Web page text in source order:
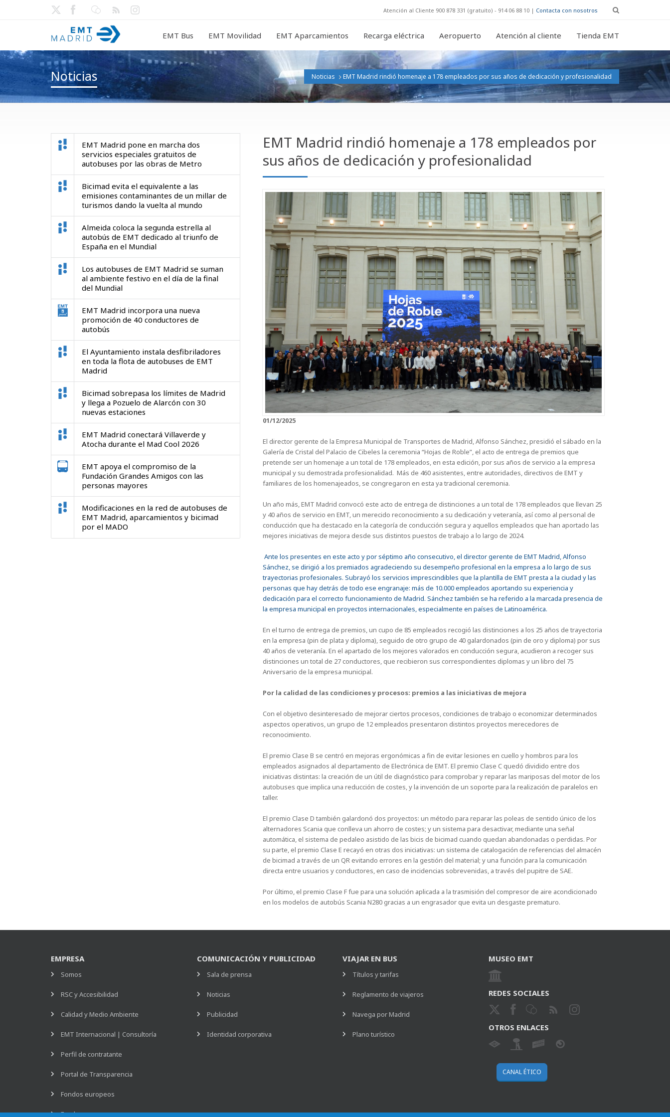
Atención al Cliente 900 878 331 (gratuito) - 914 06 88 10 | Contacta con nosotros
EMT Bus EMT Movilidad EMT Aparcamientos Recarga eléctrica Aeropuerto Atención al cliente Tienda EMT
Noticias Noticias EMT Madrid rindió homenaje a 178 empleados por sus años de dedicación y profesionalidad
EMT Madrid pone en marcha dos
servicios especiales gratuitos de
autobuses por las obras de Metro
Bicimad evita el equivalente a las
emisiones contaminantes de un millar de
turismos dando la vuelta al mundo
Almeida coloca la segunda estrella al
autobús de EMT dedicado al triunfo de
España en el Mundial
Los autobuses de EMT Madrid se suman
al ambiente festivo en el día de la final
del Mundial
EMT Madrid incorpora una nueva
promoción de 40 conductores de
autobús
El Ayuntamiento instala desfibriladores
en toda la flota de autobuses de EMT
Madrid
Bicimad sobrepasa los límites de Madrid
y llega a Pozuelo de Alarcón con 30
nuevas estaciones
EMT Madrid conectará Villaverde y
Atocha durante el Mad Cool 2026
EMT apoya el compromiso de la
Fundación Grandes Amigos con las
personas mayores
Modificaciones en la red de autobuses de
EMT Madrid, aparcamientos y bicimad
por el MADO
EMT Madrid rindió homenaje a 178 empleados por
sus años de dedicación y profesionalidad
01/12/2025
El director gerente de la Empresa Municipal de Transportes de Madrid, Alfonso Sánchez, presidió el sábado en la
Galería de Cristal del Palacio de Cibeles la ceremonia “Hojas de Roble”, el acto de entrega de premios que
pretende ser un homenaje a un total de 178 empleados, en esta edición, por sus años de servicio a la empresa
municipal y su demostrada profesionalidad. Más de 460 asistentes, entre autoridades, directivos de EMT y
familiares de los homenajeados, se congregaron en esta ya tradicional ceremonia.
Un año más, EMT Madrid convocó este acto de entrega de distinciones a un total de 178 empleados que llevan 25
y 40 años de servicio en EMT, un merecido reconocimiento a su dedicación y veteranía, así como al personal de
conducción que ha destacado en la categoría de conducción segura y aquellos empleados que han aportado las
mejores iniciativas de mejora desde sus distintos puestos de trabajo a lo largo de 2024.
Ante los presentes en este acto y por séptimo año consecutivo, el director gerente de EMT Madrid, Alfonso
Sánchez, se dirigió a los premiados agradeciendo su desempeño profesional en la empresa a lo largo de sus
trayectorias profesionales. Subrayó los servicios imprescindibles que la plantilla de EMT presta a la ciudad y las
personas que hay detrás de todo ese engranaje: más de 10.000 empleados aportando su experiencia y
dedicación para el correcto funcionamiento de Madrid. Sánchez también se ha referido a la marcada presencia de
la empresa municipal en proyectos internacionales, especialmente en países de Latinoamérica.
En el turno de entrega de premios, un cupo de 85 empleados recogió las distinciones a los 25 años de trayectoria
en la empresa (pin de plata y diploma), seguido de otro grupo de 40 galardonados (pin de oro y diploma) por sus
40 años de veteranía. En el apartado de los mejores valorados en conducción segura, acudieron a recoger sus
distinciones un total de 27 conductores, que recibieron sus correspondientes diplomas y un libro del 75
Aniversario de la empresa municipal.
Por la calidad de las condiciones y procesos: premios a las iniciativas de mejora
Con el objetivo desinteresado de mejorar ciertos procesos, condiciones de trabajo o economizar determinados
aspectos operativos, un grupo de 12 empleados presentaron distintos proyectos merecedores de
reconocimiento.
El premio Clase B se centró en mejoras ergonómicas a fin de evitar lesiones en cuello y hombros para los
empleados asignados al departamento de Electrónica de EMT. El premio Clase C quedó dividido entre dos
iniciativas distintas: la creación de un útil de diagnóstico para comprobar y reparar las mariposas del motor de los
autobuses que implica una reducción de costes, y la invención de un soporte para la realización de paralelos en
taller.
El premio Clase D también galardonó dos proyectos: un método para reparar las poleas de sentido único de los
alternadores Scania que conlleva un ahorro de costes; y un sistema para desactivar, mediante una señal
automática, el sistema de pedaleo asistido de las bicis de bicimad cuando quedan abandonadas o perdidas. Por
su parte, el premio Clase E recayó en otras dos iniciativas: un sistema de catalogación de referencias del almacén
de bicimad a través de un QR evitando errores en la gestión del material; y una función para la comunicación
directa entre usuarios y conductores, en caso de incidencias sobrevenidas, a través del pupitre de SAE.
Por último, el premio Clase F fue para una solución aplicada a la trasmisión del compresor de aire acondicionado
en los modelos de autobús Scania N280 gracias a un engrasador que evita un desgaste prematuro.
EMPRESA
Somos
RSC y Accesibilidad
Calidad y Medio Ambiente
EMT Internacional | Consultoría
Perfil de contratante
Portal de Transparencia
Fondos europeos
Empleo
COMUNICACIÓN Y PUBLICIDAD
Sala de prensa
Noticias
Publicidad
Identidad corporativa
VIAJAR EN BUS
Títulos y tarifas
Reglamento de viajeros
Navega por Madrid
Plano turístico
MUSEO EMT
REDES SOCIALES
OTROS ENLACES
CANAL ÉTICO